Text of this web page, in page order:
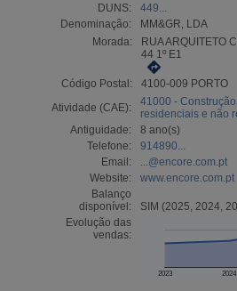
DUNS:
449...
Denominação:
MM&GR, LDA
Morada:
RUA ARQUITETO
44 1º E1
Código Postal:
4100-009 PORTO
Atividade (CAE):
41000 -
residenciais e não
Antiguidade:
8 ano(s)
Telefone:
914890...
Email:
...@encore.com.pt
Website:
www.encore.com.pt
Balanço
disponível:
SIM (2025, 2024,
Evolução das
vendas:
2023 2024